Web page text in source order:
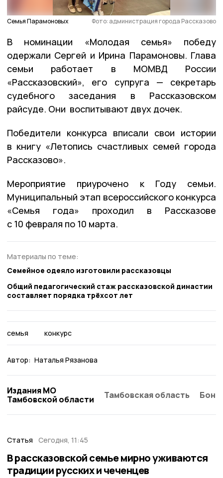
Семья Парамоновых Фото: администрация города Рассказово
В номинации «Молодая семья» победу
одержали Сергей и Ирина Парамоновы. Глава
семьи работает в МОМВД России
«Рассказовский», его супруга — секретарь
судебного заседания в Рассказовском
райсуде. Они воспитывают двух дочек.
Победители конкурса вписали свои истории
в книгу «Летопись счастливых семей города
Рассказово».
Мероприятие приурочено к Году семьи.
Муниципальный этап всероссийского конкурса
«Семья года» проходил в Рассказове
с 10 февраля по 10 марта.
Материалы по теме:
Семейное одеяло изготовили рассказовцы
Общий педагогический стаж рассказовской династии
составляет порядка трёхсот лет
семья конкурс
Автор: Наталья Рязанова
Издания МО
Тамбовской области
Тамбовская область
Статья Сегодня, 11:45
В рассказовской семье мирно уживаются
традиции русских и чеченцев